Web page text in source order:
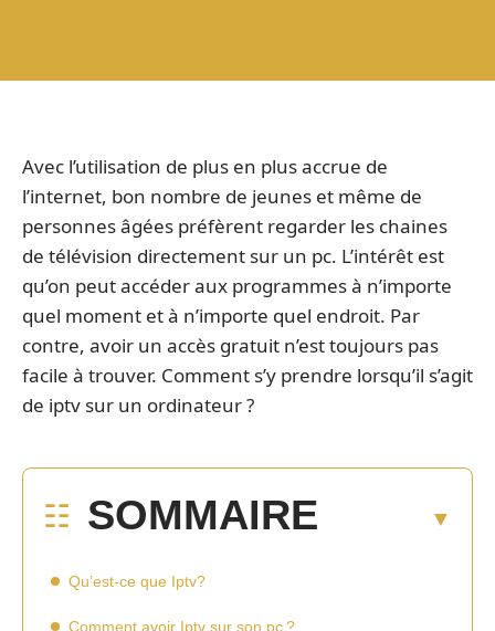
Avec l’utilisation de plus en plus accrue de
l’internet, bon nombre de jeunes et même de
personnes âgées préfèrent regarder les chaines
de télévision directement sur un pc. L’intérêt est
qu’on peut accéder aux programmes à n’importe
quel moment et à n’importe quel endroit. Par
contre, avoir un accès gratuit n’est toujours pas
facile à trouver. Comment s’y prendre lorsqu’il s’agit
de iptv sur un ordinateur ?
SOMMAIRE
Qu’est-ce que Iptv?
Comment avoir Iptv sur son pc ?